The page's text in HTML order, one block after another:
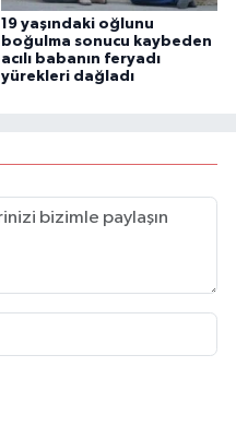
19 yaşındaki oğlunu
boğulma sonucu kaybeden
acılı babanın feryadı
yürekleri dağladı